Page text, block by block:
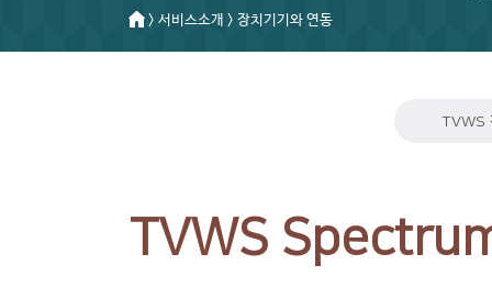
> 서비스소개 > 장치기기와 연동
TVWS
TVWS